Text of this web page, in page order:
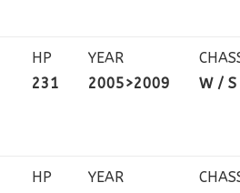
HP
231
YEAR
2005>2009
W /
HP
YEAR